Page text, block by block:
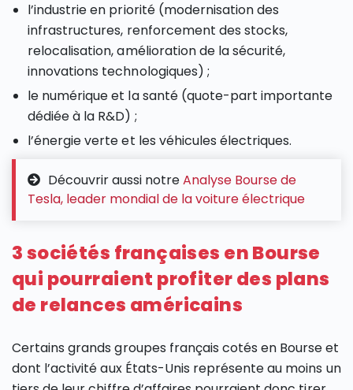
l’industrie en priorité (modernisation des
infrastructures, renforcement des stocks,
relocalisation, amélioration de la sécurité,
innovations technologiques) ;
le numérique et la santé (quote-part importante
dédiée à la R&D) ;
l’énergie verte et les véhicules électriques.
Découvrir aussi notreAnalyse Bourse de
Tesla, leader mondial de la voiture électrique
3 sociétés françaises en Bourse
qui pourraient profiter des plans
de relances américains
Certains grands groupes français cotés en Bourse et
dont l’activité aux États-Unis représente au moins un